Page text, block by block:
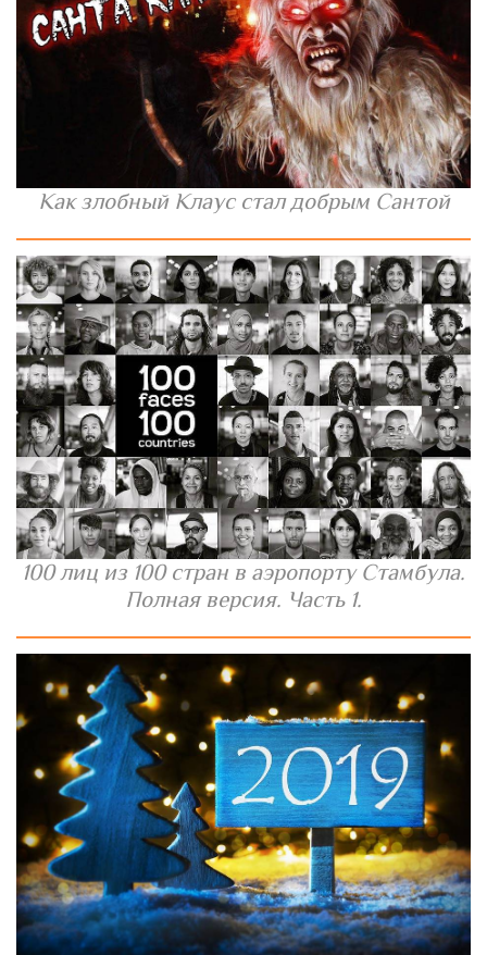
Как злобный Клаус стал добрым Сантой
100 лиц из 100 стран в аэропорту Стамбула.
Полная версия. Часть 1.